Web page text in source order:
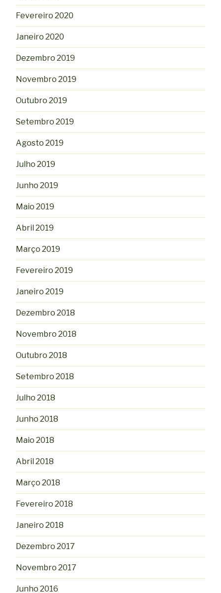
Fevereiro 2020
Janeiro 2020
Dezembro 2019
Novembro 2019
Outubro 2019
Setembro 2019
Agosto 2019
Julho 2019
Junho 2019
Maio 2019
Abril 2019
Março 2019
Fevereiro 2019
Janeiro 2019
Dezembro 2018
Novembro 2018
Outubro 2018
Setembro 2018
Julho 2018
Junho 2018
Maio 2018
Abril 2018
Março 2018
Fevereiro 2018
Janeiro 2018
Dezembro 2017
Novembro 2017
Junho 2016